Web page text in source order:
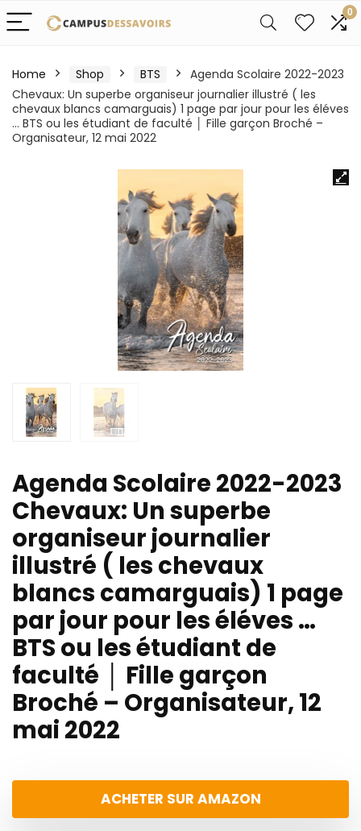
0
Home Shop BTS
Agenda Scolaire 2022-2023
Chevaux: Un superbe organiseur journalier illustré ( les
chevaux blancs camarguais) 1 page par jour pour les éléves
… BTS ou les étudiant de faculté │ Fille garçon Broché –
Organisateur, 12 mai 2022
Agenda Scolaire 2022-2023
Chevaux: Un superbe
organiseur journalier
illustré ( les chevaux
blancs camarguais) 1 page
par jour pour les éléves …
BTS ou les étudiant de
faculté │ Fille garçon
Broché – Organisateur, 12
mai 2022
ACHETER SUR AMAZON